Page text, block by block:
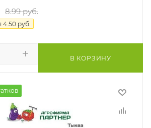
8.99руб.
4.50 руб.
В КОРЗИНУ